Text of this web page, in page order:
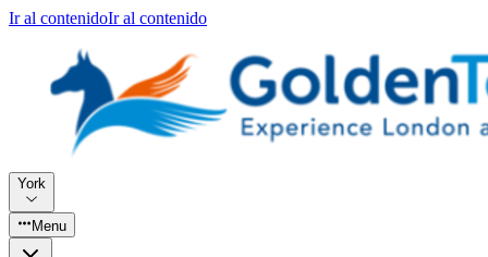
Ir al contenidoIr al contenido
York
Menu